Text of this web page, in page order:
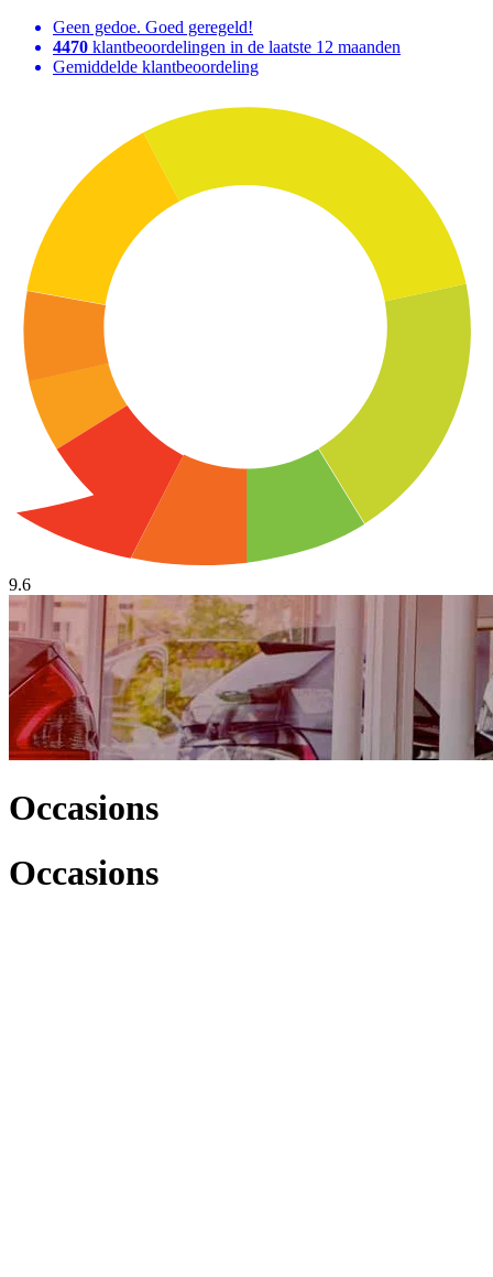
Geen gedoe. Goed geregeld!
4470 klantbeoordelingen in de laatste 12 maanden
Gemiddelde klantbeoordeling
9.6
Occasions
Occasions